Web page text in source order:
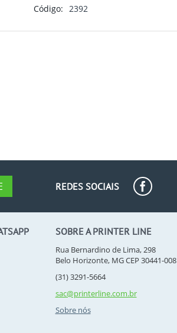
Código: 2392
REDES SOCIAIS
SOBRE A PRINTER LINE
Rua Bernardino de Lima, 298
Belo Horizonte, MG CEP 30441-008
(31) 3291-5664
sac@printerline.com.br
Sobre nós